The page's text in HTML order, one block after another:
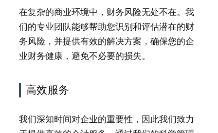
在复杂的商业环境中，财务风险无处不在。我
们的专业团队能够帮助您识别和评估潜在的财
务风险，并提供有效的解决方案，确保您的企
业财务健康，避免不必要的损失。
高效服务
我们深知时间对企业的重要性，因此我们致力